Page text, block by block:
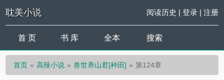
耽美小说 阅读历史 | 登录| 注册
首 页 书 库 全本 搜索
首页 高辣小说 兽世养山君[种田] 第124章